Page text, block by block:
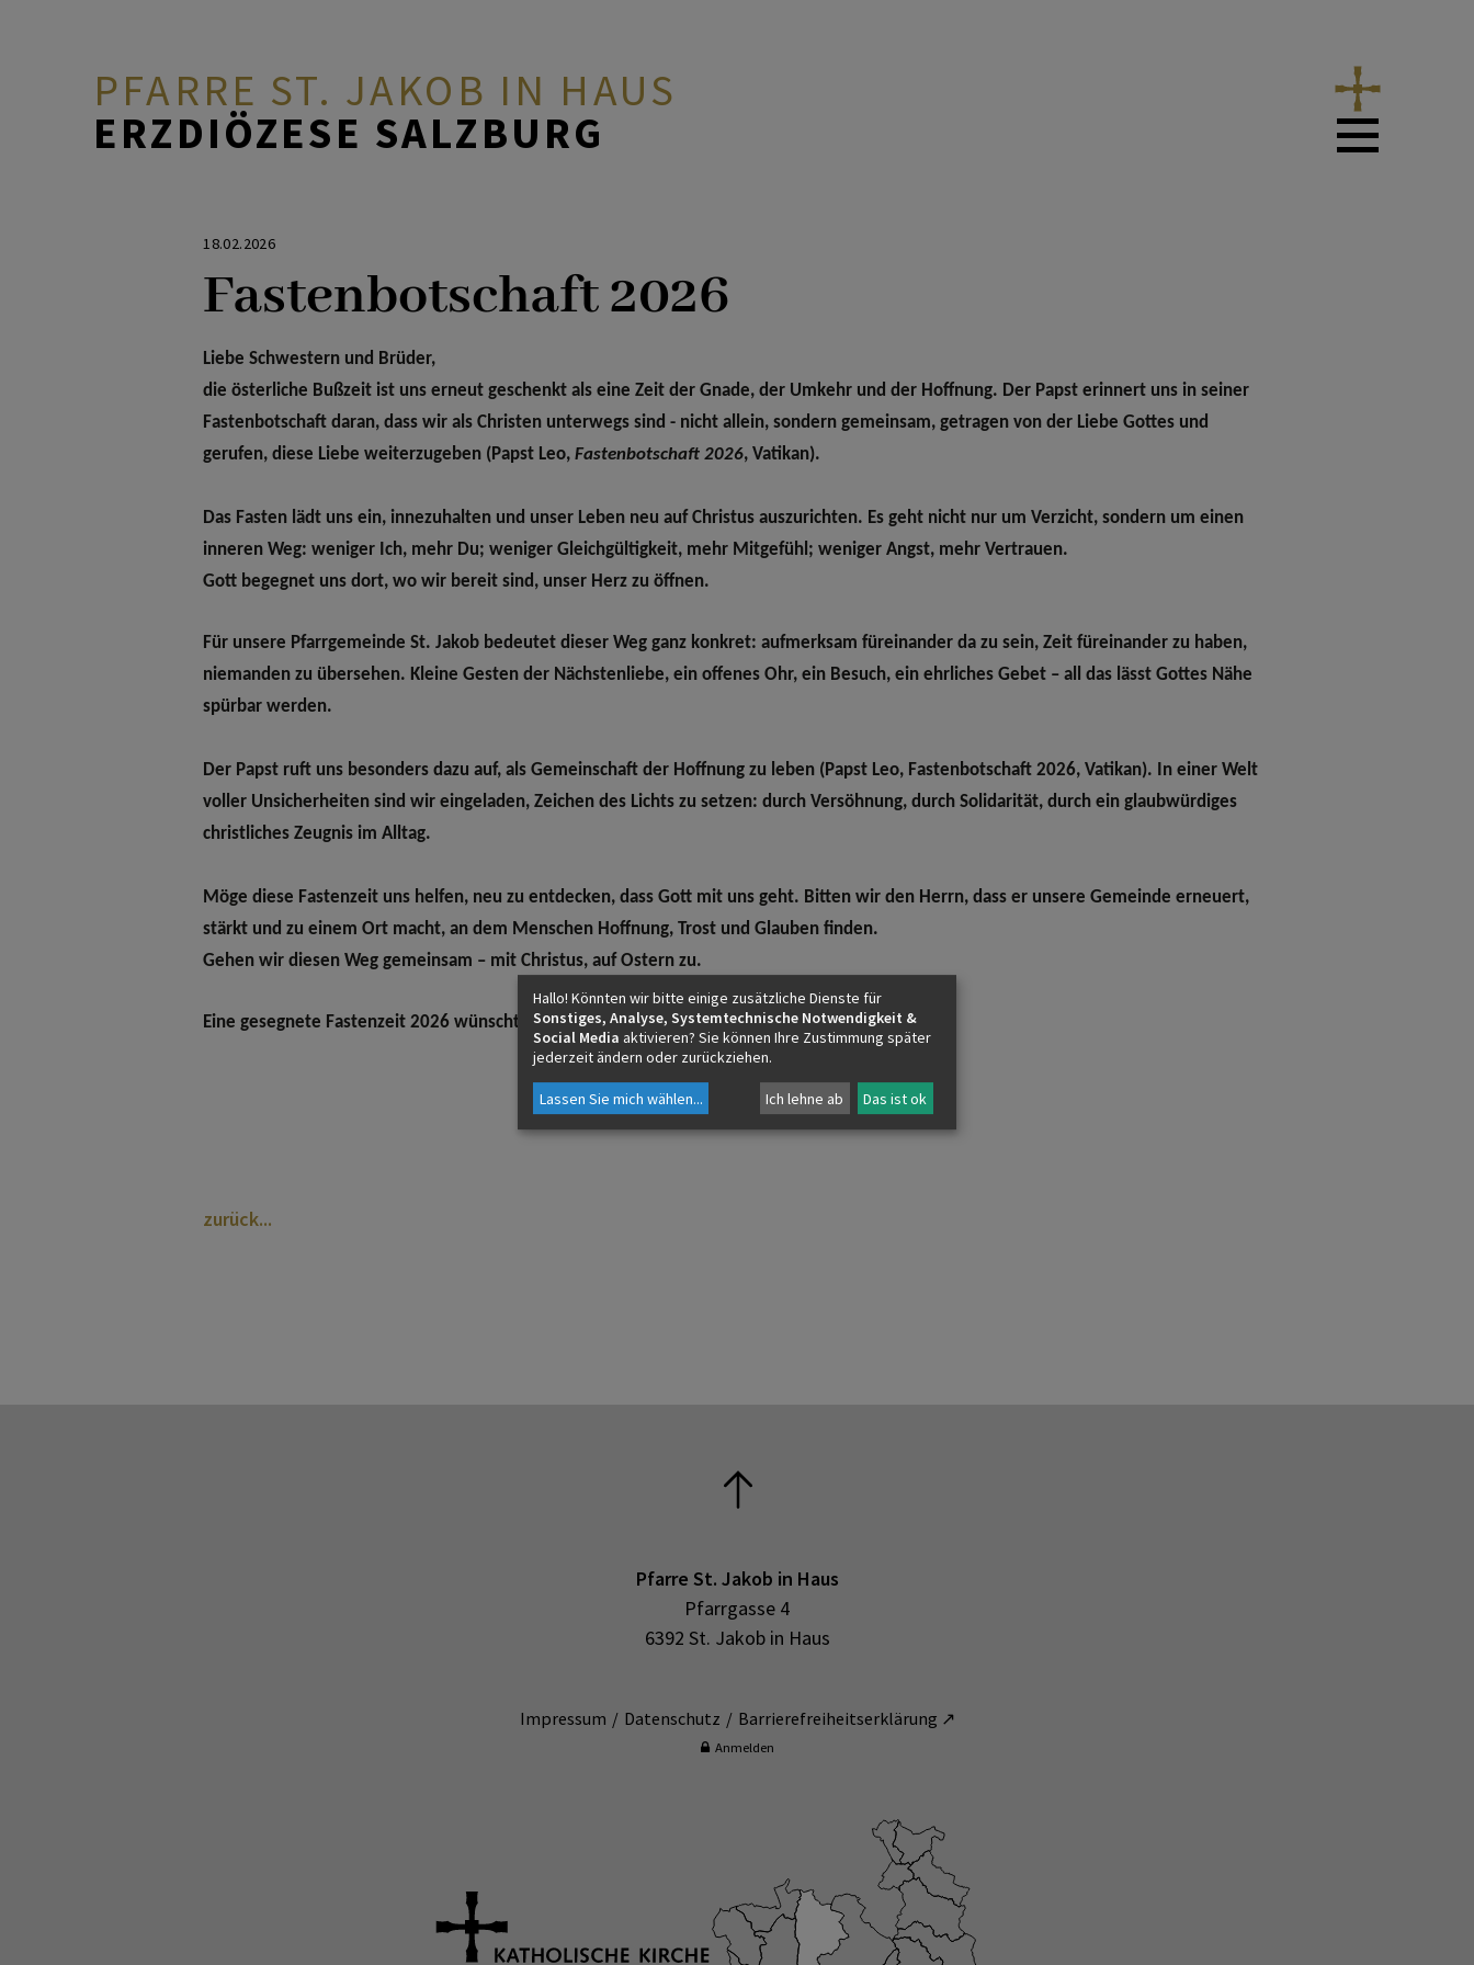
PFARRE ST. JAKOB IN HAUS
ERZDIÖZESE SALZBURG
Fotogalerien
Kalender
Pfarrbriefe
Pfarrgebühren
Todesfälle
PFARRE & TEAM
Pfarrgemeinderat
Pfarrkirchenrat
Pfarrkirche
GLAUBE & FEIERN
Todesfall
Firmung
Beichte
Kirchenbeitrag zweckwidmen
Hilfe in einer Notlage
GRUPPEN &
ANGEBOTE
Katholisches Bildungswerk
BESINNUNGSWEG
18.02.2026
Fastenbotschaft 2026
Liebe Schwestern und Brüder,
die österliche Bußzeit ist uns erneut geschenkt als eine Zeit der Gnade, der Umkehr und der Hoffnung. Der Papst erinnert uns in seiner
Fastenbotschaft daran, dass wir als Christen unterwegs sind - nicht allein, sondern gemeinsam, getragen von der Liebe Gottes und
gerufen, diese Liebe weiterzugeben ( Papst Leo,Fastenbotschaft 2026, Vatikan).
Das Fasten lädt uns ein, innezuhalten und unser Leben neu auf Christus auszurichten. Es geht nicht nur um Verzicht, sondern um einen
inneren Weg: weniger Ich, mehr Du; weniger Gleichgültigkeit, mehr Mitgefühl; weniger Angst, mehr Vertrauen.
Gott begegnet uns dort, wo wir bereit sind, unser Herz zu öffnen.
Für unsere Pfarrgemeinde St. Jakob bedeutet dieser Weg ganz konkret: aufmerksam füreinander da zu sein, Zeit füreinander zu haben,
niemanden zu übersehen. Kleine Gesten der Nächstenliebe, ein offenes Ohr, ein Besuch, ein ehrliches Gebet – all das lässt Gottes Nähe
spürbar werden.
Der Papst ruft uns besonders dazu auf, als Gemeinschaft der Hoffnung zu leben ( Papst Leo, Fastenbotschaft 2026, Vatikan). In einer Welt
voller Unsicherheiten sind wir eingeladen, Zeichen des Lichts zu setzen: durch Versöhnung, durch Solidarität, durch ein glaubwürdiges
christliches Zeugnis im Alltag.
Möge diese Fastenzeit uns helfen, neu zu entdecken, dass Gott mit uns geht. Bitten wir den Herrn, dass er unsere Gemeinde erneuert,
stärkt und zu einem Ort macht, an dem Menschen Hoffnung, Trost und Glauben finden.
Gehen wir diesen Weg gemeinsam – mit Christus, auf Ostern zu.
Eine gesegnete Fastenzeit 2026 wünscht euch
Pfarrer Georges Siyam
zurück
Pfarre St. Jakob in Haus
Pfarrgasse 4
6392 St. Jakob in Haus
Impressum Datenschutz Barrierefreiheitserklärung ↗
Anmelden
Hallo! Könnten wir bitte einige zusätzliche Dienste für
Sonstiges, Analyse, Systemtechnische Notwendigkeit &
Social Media aktivieren? Sie können Ihre Zustimmung später
jederzeit ändern oder zurückziehen.
Lassen Sie mich wählen... Ich lehne ab Das ist ok